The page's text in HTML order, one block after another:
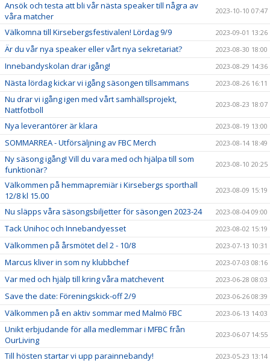
Ansök och testa att bli vår nästa speaker till några av
våra matcher
2023-10-10 07:47
Välkomna till Kirsebergsfestivalen! Lördag 9/9 2023-09-01 13:26
Är du vår nya speaker eller vårt nya sekretariat? 2023-08-30 18:00
Innebandyskolan drar igång! 2023-08-29 14:36
Nästa lördag kickar vi igång säsongen tillsammans 2023-08-26 16:11
Nu drar vi igång igen med vårt samhällsprojekt,
Nattfotboll
2023-08-23 18:07
Nya leverantörer är klara 2023-08-19 13:00
SOMMARREA - Utförsäljning av FBC Merch 2023-08-14 18:49
Ny säsong igång! Vill du vara med och hjälpa till som
funktionär?
2023-08-10 20:25
Välkommen på hemmapremiär i Kirsebergs sporthall
12/8 kl 15.00
2023-08-09 15:19
Nu släpps våra säsongsbiljetter för säsongen 2023-24 2023-08-04 09:00
Tack Unihoc och Innebandyesset 2023-08-02 15:19
Välkommen på årsmötet del 2 - 10/8 2023-07-13 10:31
Marcus kliver in som ny klubbchef 2023-07-03 08:16
Var med och hjälp till kring våra matchevent 2023-06-28 08:03
Save the date: Föreningskick-off 2/9 2023-06-26 08:39
Välkommen på en aktiv sommar med Malmö FBC 2023-06-13 14:03
Unikt erbjudande för alla medlemmar i MFBC från
OurLiving
2023-06-07 14:55
Till hösten startar vi upp parainnebandy! 2023-05-23 13:14